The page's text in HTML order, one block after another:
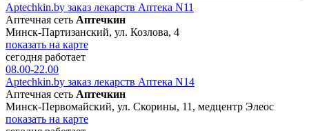
Aptechkin.by заказ лекарств Аптека N11
Аптечная сеть Аптечкин
Минск-Партизанский, ул. Козлова, 4
показать на карте
сегодня работает
08.00-22.00
Aptechkin.by заказ лекарств Аптека N14
Аптечная сеть Аптечкин
Минск-Первомайский, ул. Скорины, 11, медцентр Элеос
показать на карте